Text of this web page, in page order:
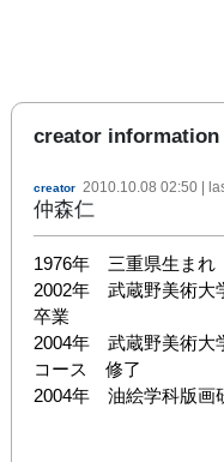
creator information
creator 2010.10.08 02:50 |
仲森仁
1976年　三重県生まれ
2002年　武蔵野美術
卒業
2004年　武蔵野美術
コース　修了
2004年　油絵学科版画